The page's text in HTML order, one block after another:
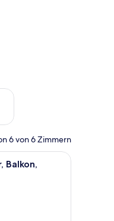
Wochenende, Aug.
6 von 6 Zimmern
mit einem großen Bett,
Balkon,